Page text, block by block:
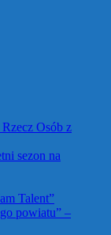
Osób z
sezon na
Talent”
powiatu” –